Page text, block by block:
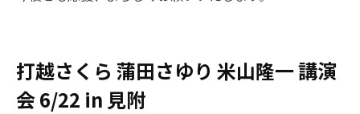
わ
2025
年
打越さくら 蒲田さゆり 米山隆一 講演
会 6/22 in 見附